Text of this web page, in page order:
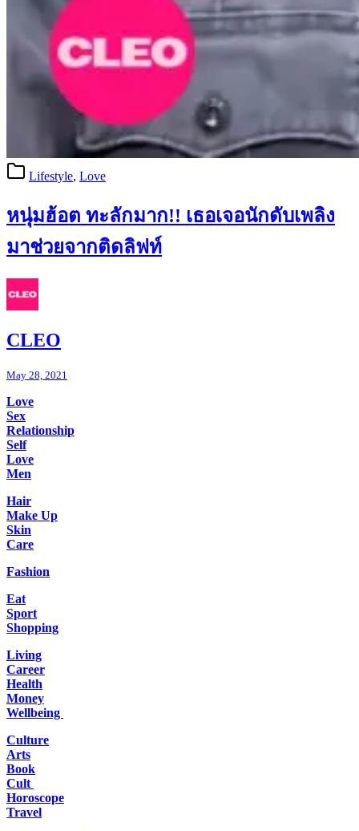
Lifestyle, Love
หนุ่มฮ้อต ทะลักมาก!! เธอเจอนักดับเพลิง
มาช่วยจากติดลิฟท์
CLEO
May 28, 2021
Love
Sex
Relationship
Self
Love
Men
Hair
Make Up
Skin
Care
Fashion
Eat
Sport
Shopping
Living
Career
Health
Money
Wellbeing
Culture
Arts
Book
Cult
Horoscope
Travel